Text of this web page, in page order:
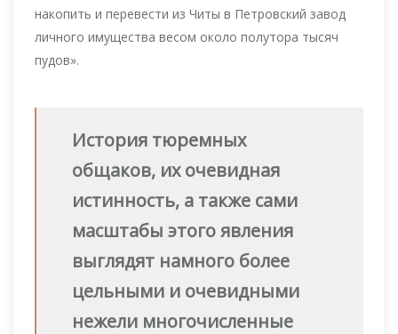
накопить и перевести из Читы в Петровский завод
личного имущества весом около полутора тысяч
пудов».
История тюремных
общаков, их очевидная
истинность, а также сами
масштабы этого явления
выглядят намного более
цельными и очевидными
нежели многочисленные